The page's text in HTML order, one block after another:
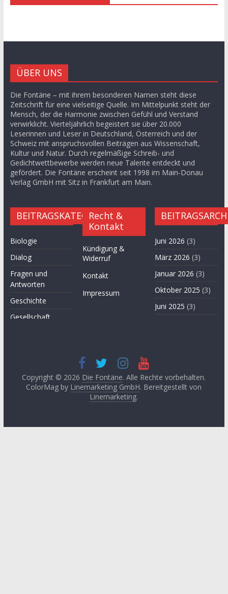
ÜBER UNS
Die Fontäne – mit ihrem besonderen Namen steht diese
Zeitschrift für eine vielseitige Quelle. Im Mittelpunkt steht der
Mensch, der die Harmonie zwischen Gefühl und Verstand
verwirklicht. Vierteljährlich begeistert sie über 20.000
Leserinnen und Leser in Deutschland, Österreich und der
Schweiz mit anspruchsvollen Beiträgen aus Wissenschaft,
Kultur und Natur. Durch regelmäßige Schreib- und
Gedichtwettbewerbe werden neue Talente entdeckt und
gefördert. Die Fontäne erscheint seit 1998 im Main-Donau
Verlag GmbH mit Sitz in Frankfurt am Main.
BEITRAGSKATEGORIEN
Biologie
Dialog
Fragen und
Antworten
Geschichte
Gesellschaft
Leitartikel von
Fethullah Gülen
Lyrik
Recht &
Kontakt
Kündigung &
Widerruf
Kontakt
Impressum
Juni 2026 (3)
März 2026 (3)
Januar 2026 (3)
Oktober 2025 (3)
Juni 2025 (3)
2024(3)
Juni 2024
April 2024(2)
Copyright © 2026 Die Fontäne. Alle Rechte vorbehalten.
ColorMag by Linemarketing GmbH. Bereitgestellt von
Linemarketing.